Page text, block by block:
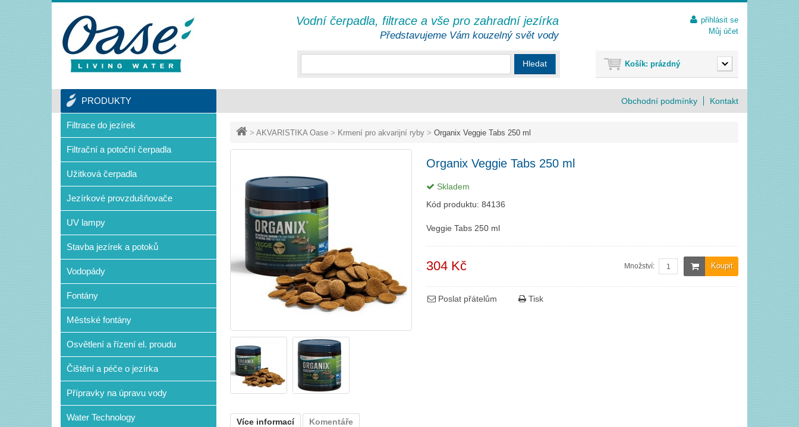
> AKVARISTIKA Oase > Krmení pro akvarijní ryby > Organix Veggie Tabs 250 ml
Organix Veggie Tabs 250 ml
Skladem
Kód produktu: 84136
Veggie Tabs 250 ml
304 Kč Koupit
Množství:
Poslat přátelům Tisk
Více informací Komentáře
PRODUKTY
Filtrace do jezírek
Filtrační a potoční čerpadla
Užitková čerpadla
Jezírkové provzdušňovače
UV lampy
Stavba jezírek a potoků
Vodopády
Fontány
Městské fontány
Osvětlení a řízení el. proudu
Čištění a péče o jezírka
Přípravky na úpravu vody
Water Technology
Obchodní podmínky Kontakt
Hledat
přihlásit se
Můj účet
Košík: prázdný
Vodní čerpadla, filtrace a vše pro zahradní jezírka
Představujeme Vám kouzelný svět vody